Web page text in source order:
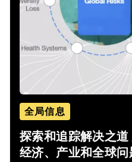
全局信息
探索和追踪解决之道
经济、产业和全球问